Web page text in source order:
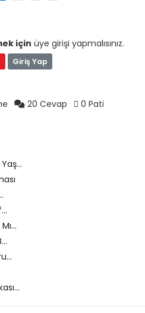
için üye girişi yapmalısınız.
Giriş Yap
20 Cevap 0 Pati